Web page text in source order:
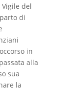
del
di
in
alla
sua
la